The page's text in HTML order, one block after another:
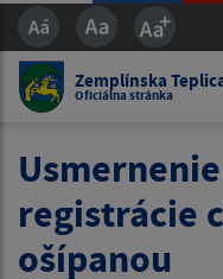
Zemplínska
Oficiálna stránka
registrácie
ošípanou